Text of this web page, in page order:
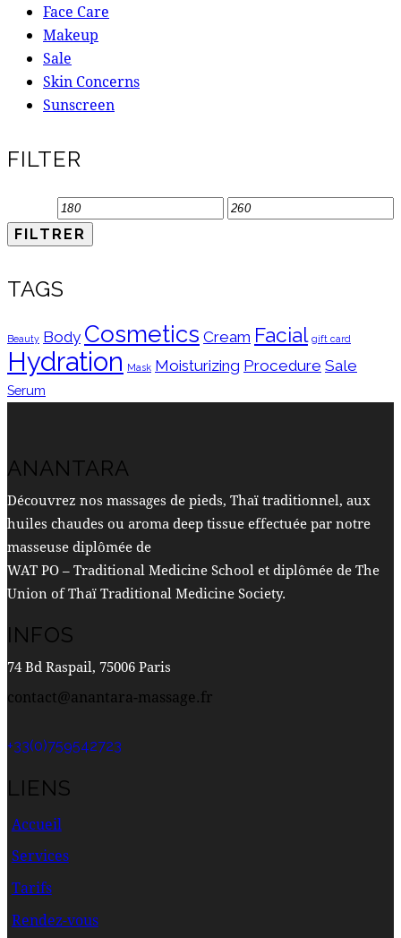
Face Care
Makeup
Sale
Skin Concerns
Sunscreen
FILTER
Prix
min
Prix
FILTRER
TAGS
Beauty Body Cosmetics Cream Facial gift card
Hydration Mask Moisturizing Procedure Sale
Serum
ANANTARA
Découvrez nos massages de pieds, Thaï traditionnel, aux
huiles chaudes ou aroma deep tissue effectuée par notre
masseuse diplômée de
WAT PO – Traditional Medicine School et diplômée de The
Union of Thaï Traditional Medicine Society.
INFOS
74 Bd Raspail, 75006 Paris
contact@anantara-massage.fr
+33(0)759542723
LIENS
Accueil
Services
Tarifs
Rendez-vous